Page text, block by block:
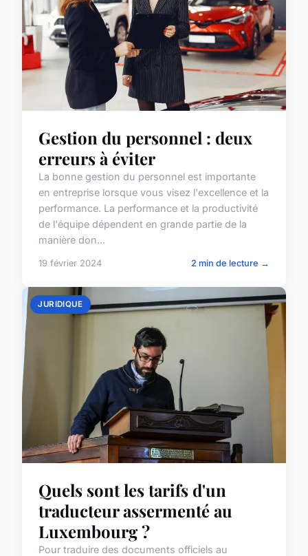
Gestion du personnel : deux
erreurs à éviter
La bonne gestion du personnel est importante
en entreprise lorsque vous visez l'excellence et la
performance. La performance et la productivité
de l'équipe dépendent en grande partie de la
manière don...
19 février 2024 2 min de lecture →
JURIDIQUE
Quels sont les tarifs d'un
traducteur assermenté au
Luxembourg ?
Pour traduire des documents officiels au